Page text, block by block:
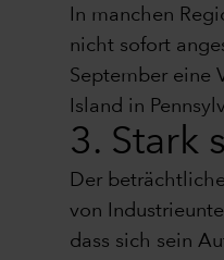
In manchen
nicht sofort
September eine
Island in
3. Stark
Der
von
dass sich sein